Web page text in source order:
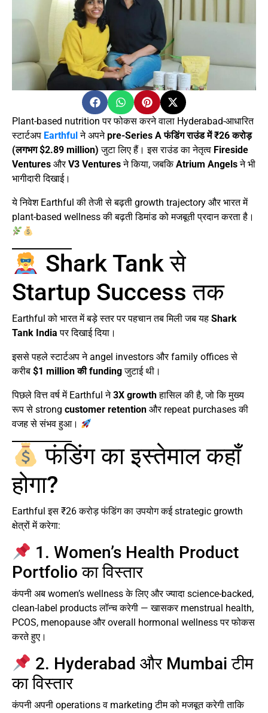
Plant-based nutrition पर फोकस करने वाला Hyderabad-आधारित
स्टार्टअप Earthful ने अपनेpre-Series A फंडिंग राउंड में ₹26 करोड़
(लगभग $2.89 million) जुटा लिए हैं। इस राउंड का नेतृत्व Fireside
Ventures औरV3 Venturesने किया, जबकिAtrium Angelsने भी
भागीदारी दिखाई।
ये निवेश Earthful की तेजी से बढ़ती growth trajectory और भारत में
plant-based wellness की बढ़ती डिमांड को मजबूती प्रदान करता है।
Shark Tank से
Startup Success तक
Earthful को भारत में बड़े स्तर पर पहचान तब मिली जब यह Shark
Tank India पर दिखाई दिया।
इससे पहले स्टार्टअप ने angel investors और family offices से
करीब $1 million की fundingजुटाई थी।
पिछले वित्त वर्ष में Earthful ने3X growthहासिल की है, जो कि मुख्य
रूप से strong customer retention और repeat purchases की
वजह से संभव हुआ।
फंडिंग का इस्तेमाल कहाँ
होगा?
Earthful इस ₹26 करोड़ फंडिंग का उपयोग कई strategic growth
क्षेत्रों में करेगा:
1. Women’s Health Product
Portfolio का विस्तार
कंपनी अब women’s wellness के लिए और ज्यादा science-backed,
clean-label products लॉन्च करेगी — खासकर menstrual health,
PCOS, menopause और overall hormonal wellness पर फोकस
करते हुए।
2. Hyderabad और Mumbai टीम
का विस्तार
कंपनी अपनी operations व marketing टीम को मजबूत करेगी ताकि